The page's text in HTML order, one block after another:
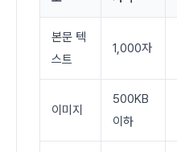
본문 텍
스트
1,000자
이미지
500KB
이하